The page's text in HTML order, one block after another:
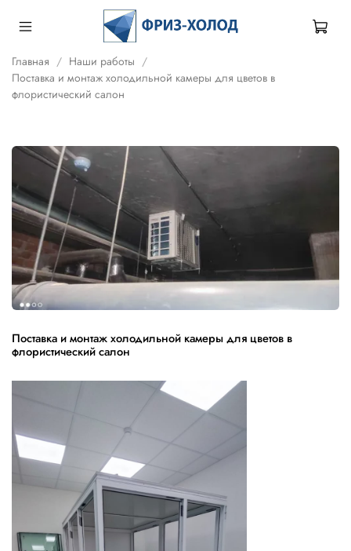
Главная
Наши работы
Поставка и монтаж холодильной камеры для цветов в
флористический салон
Поставка и монтаж холодильной камеры для цветов в
флористический салон